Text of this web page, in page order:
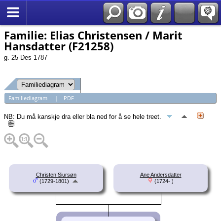
Familie: Elias Christensen / Marit
Hansdatter (F21258)
g. 25 Des 1787
Familiediagram | PDF
NB: Du må kanskje dra eller bla ned for å se hele treet.
Christen Siursøn
(1729-1801)
Ane Andersdatter
(1724- )